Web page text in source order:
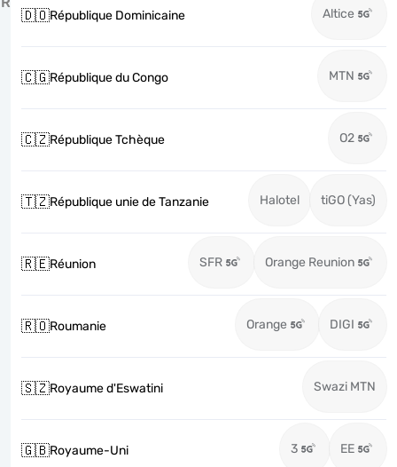
🇩🇴République Dominicaine Altice
🇨🇬République du Congo MTN
🇨🇿République Tchèque O2
🇹🇿République unie de Tanzanie Halotel tiGO (Yas)
🇷🇪Réunion SFR Orange Reunion
🇷🇴Roumanie Orange DIGI
🇸🇿Royaume d'Eswatini Swazi MTN
🇬🇧Royaume-Uni 3 EE